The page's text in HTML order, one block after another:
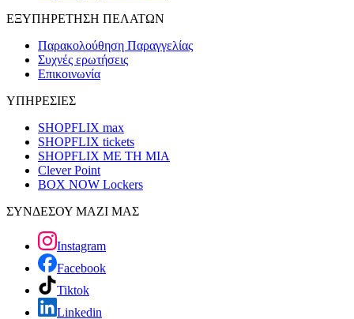
ΕΞΥΠΗΡΕΤΗΣΗ ΠΕΛΑΤΩΝ
Παρακολούθηση Παραγγελίας
Συχνές ερωτήσεις
Επικοινωνία
ΥΠΗΡΕΣΙΕΣ
SHOPFLIX max
SHOPFLIX tickets
SHOPFLIX ΜΕ ΤΗ ΜΙΑ
Clever Point
BOX NOW Lockers
ΣΥΝΔΕΣΟΥ ΜΑΖΙ ΜΑΣ
Instagram
Facebook
Tiktok
Linkedin